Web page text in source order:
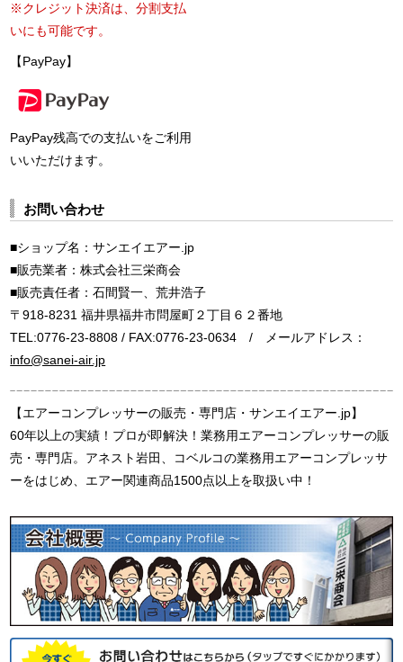
※クレジット決済は、分割支払
いにも可能です。
【PayPay】
PayPay残高での支払いをご利用
いいただけます。
お問い合わせ
■ショップ名：サンエイエアー.jp
■販売業者：株式会社三栄商会
■販売責任者：石間賢一、荒井浩子
〒918-8231 福井県福井市問屋町２丁目６２番地
TEL:0776-23-8808 / FAX:0776-23-0634 / メールアドレス：
info@sanei-air.jp
【エアーコンプレッサーの販売・専門店・サンエイエアー.jp】
60年以上の実績！プロが即解決！業務用エアーコンプレッサーの販
売・専門店。アネスト岩田、コベルコの業務用エアーコンプレッサ
ーをはじめ、エアー関連商品1500点以上を取扱い中！